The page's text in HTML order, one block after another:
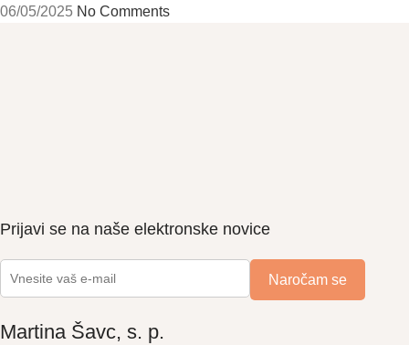
06/05/2025 No Comments
Prijavi se na naše elektronske novice
Martina Šavc, s. p.